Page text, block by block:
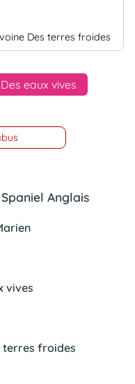
Des terres froides
eaux vives
Anglais
vives
terres froides